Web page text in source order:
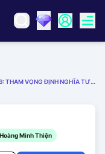
MANTLE KHỞI ĐỘNG TURING TEST HACKATHON 2026: THAM VỌNG ĐỊNH NGHĨA TƯƠNG LAI CỦA AI ON-CHAIN
Hoàng Minh Thiện